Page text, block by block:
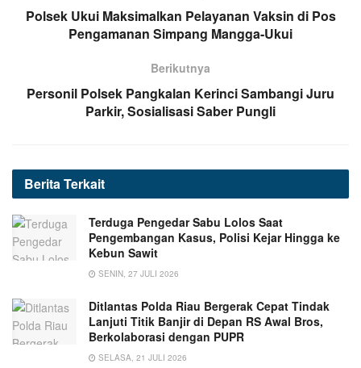
Polsek Ukui Maksimalkan Pelayanan Vaksin di Pos
Pengamanan Simpang Mangga-Ukui
Berikutnya
Personil Polsek Pangkalan Kerinci Sambangi Juru
Parkir, Sosialisasi Saber Pungli
Berita Terkait
Terduga Pengedar Sabu Lolos Saat
Pengembangan Kasus, Polisi Kejar Hingga ke
Kebun Sawit
SENIN, 27 JULI 2026
Ditlantas Polda Riau Bergerak Cepat Tindak
Lanjuti Titik Banjir di Depan RS Awal Bros,
Berkolaborasi dengan PUPR
SELASA, 21 JULI 2026